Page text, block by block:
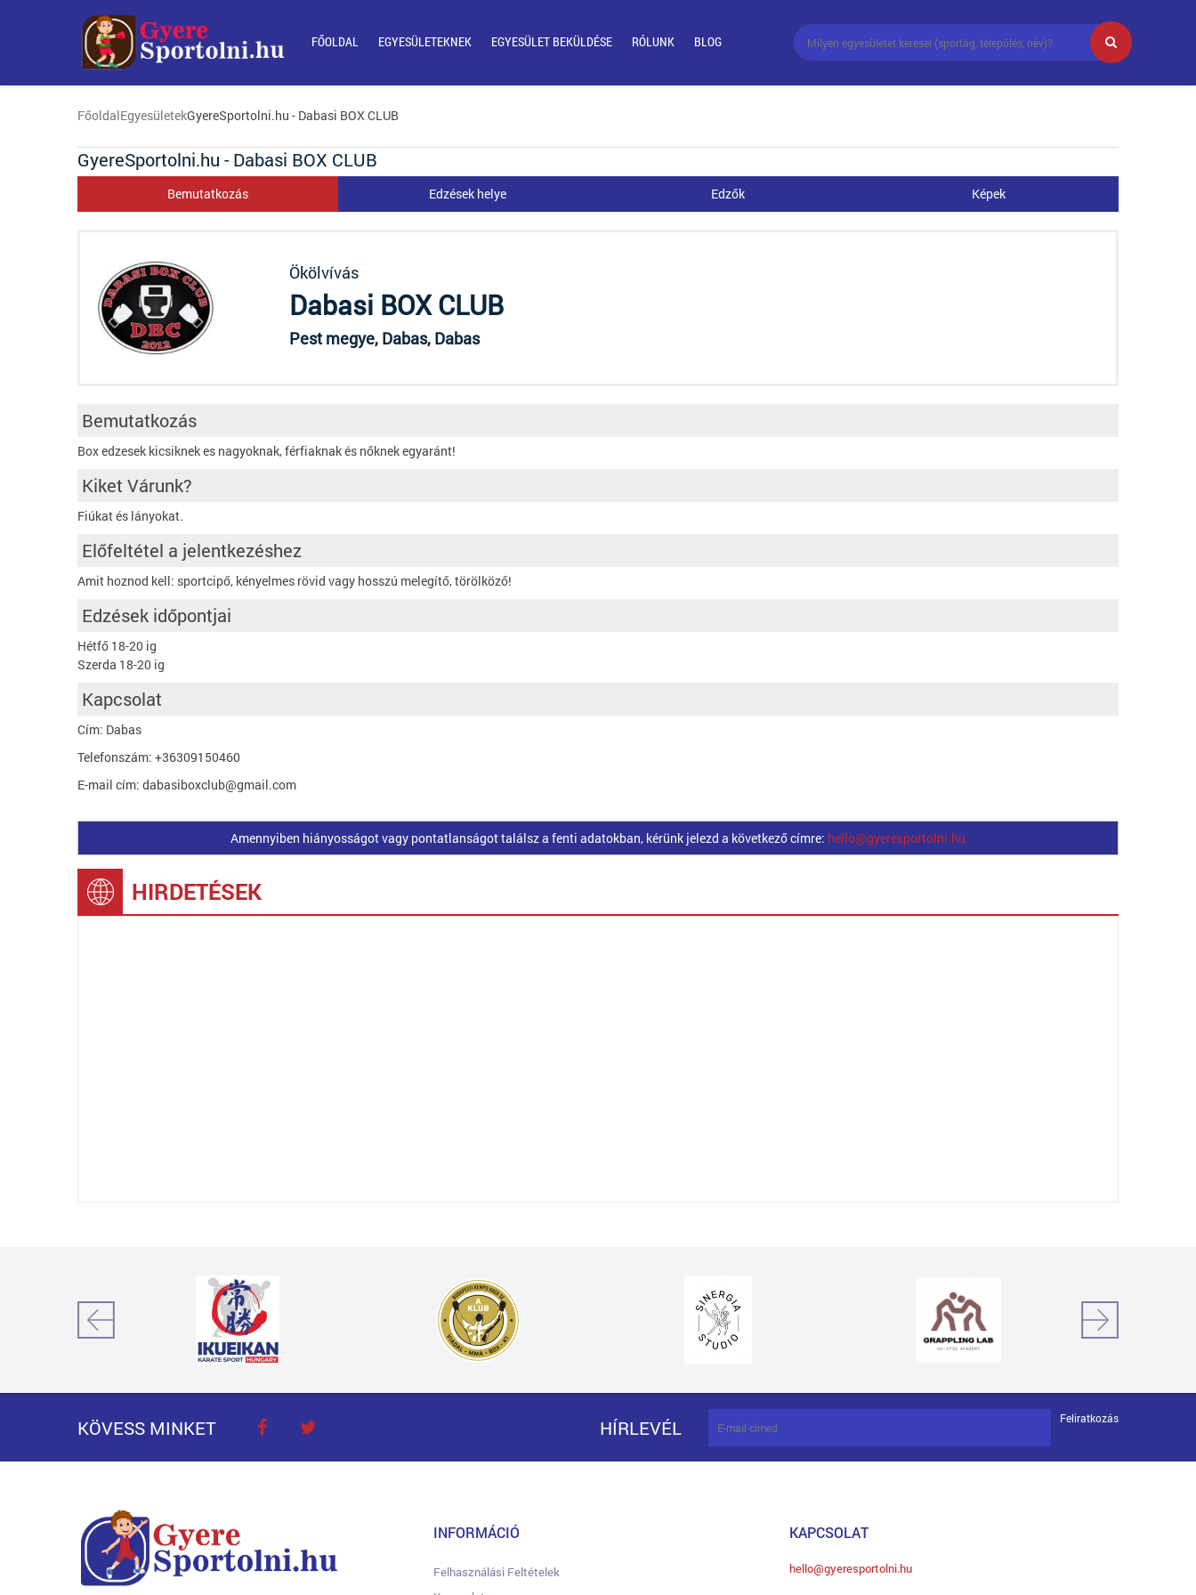
FŐOLDAL EGYESÜLETEKNEK EGYESÜLET BEKÜLDÉSE RÓLUNK BLOG
FőoldalEgyesületekGyereSportolni.hu - Dabasi BOX CLUB
GyereSportolni.hu - Dabasi BOX CLUB
Bemutatkozás Edzések helye Edzők Képek
Ökölvívás
Dabasi BOX CLUB
Pest megye, Dabas, Dabas
Bemutatkozás
Box edzesek kicsiknek es nagyoknak, férfiaknak és nőknek egyaránt!
Kiket Várunk?
Fiúkat és lányokat.
Előfeltétel a jelentkezéshez
Amit hoznod kell: sportcipő, kényelmes rövid vagy hosszú melegítő, törölköző!
Edzések időpontjai
Hétfő 18-20 ig
Szerda 18-20 ig
Kapcsolat
Cím: Dabas
Telefonszám: +36309150460
E-mail cím: dabasiboxclub@gmail.com
Amennyiben hiányosságot vagy pontatlanságot találsz a fenti adatokban, kérünk jelezd a következő címre: hello@gyeresportolni.hu
HIRDETÉSEK
KÖVESS MINKET HÍRLEVÉL Feliratkozás
INFORMÁCIÓ
Felhasználási Feltételek
KAPCSOLAT
hello@gyeresportolni.hu